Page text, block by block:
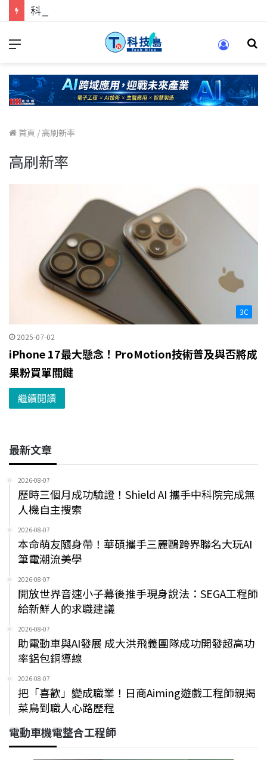
首頁 / 高刷新率
高刷新率
3C
2025-07-02
iPhone 17最大懸念！ProMotion技術普及與否將成
果粉買單關鍵
繼續閱讀
最新文章
2026-08-07
歷時三個月成功驗證！Shield AI 攜手中科院完成無
人機自主搜索
2026-08-07
本命萌友隨身帶！華碩攜手三麗鷗跨界聯名大玩AI
筆電潮流美學
2026-08-07
開放世界音速小子幕後推手現身說法：SEGA工程師
給新鮮人的求職建議
2026-08-07
助電動車與AI發展 成大洪飛義團隊成功開發超高功
率鋁包銅導線
2026-08-07
把「喜歡」變成職業！日商Aiming遊戲工程師親揭
菜鳥到職人心路歷程
電動車機電整合工程師